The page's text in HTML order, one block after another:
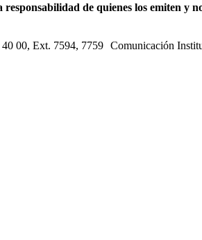
de quienes los emiten y
00, Ext. 7594, 7759 Comunicación